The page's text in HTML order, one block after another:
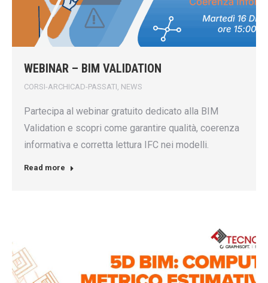
WEBINAR – BIM VALIDATION
CORSI-ARCHICAD-PASSATI NEWS
Partecipa al webinar gratuito dedicato alla BIM
Validation e scopri come garantire qualità, coerenza
informativa e corretta lettura IFC nei modelli.
Read more